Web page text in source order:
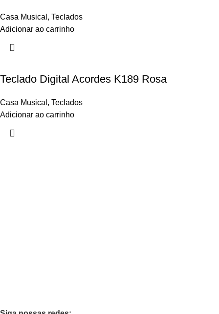
Casa Musical , Teclados
Adicionar ao carrinho
Teclado Digital Acordes K189 Rosa
Casa Musical , Teclados
Adicionar ao carrinho